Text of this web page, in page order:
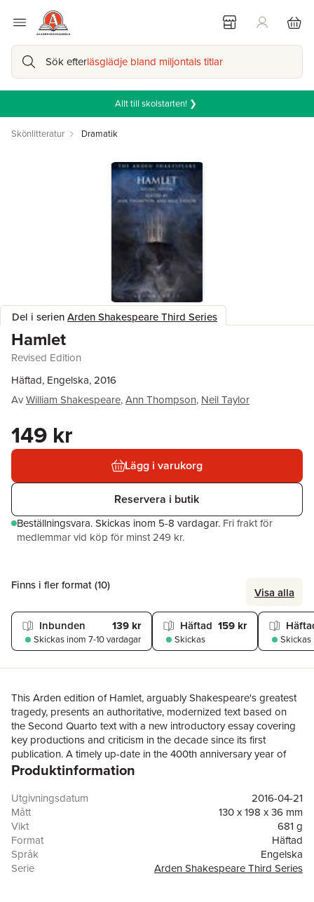
Sök efterläsglädje bland miljontals titlar
Allt till skolstarten! ❯
Skönlitteratur Dramatik
Del i serienArden Shakespeare Third Series
Hamlet
Revised Edition
Häftad, Engelska, 2016
AvWilliam Shakespeare,Ann Thompson, Neil Taylor
149 kr
Lägg i varukorg
Reservera i butik
Beställningsvara.Skickas inom 5-8 vardagar. Fri frakt för
medlemmar vid köp för minst 249 kr.
Finns i fler format (10) Visa alla
Inbunden 139 kr
Skickas inom 7-10 vardagar
Häftad 159 kr
Skickas Skickas
This Arden edition of Hamlet, arguably Shakespeare's greatest
tragedy, presents an authoritative, modernized text based on
the Second Quarto text with a new introductory essay covering
key productions and criticism in the decade since its first
publication. A timely up-date in the 400th anniversary year of
Shakespeare's death which will ensure the Arden edition
account of the play, alongside the most reliable and fully-
annotated text available.
Produktinformation
Utgivningsdatum
2016-04-21
Mått
130 x 198 x 36 mm
Vikt
681 g
Format
Häftad
Språk
Engelska
Serie
Arden Shakespeare Third Series